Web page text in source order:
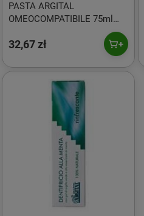
PASTA ARGITAL
OMEOCOMPATIBILE 75ml
wybielająco-ściągająca na
bazie olejków anyżu i cytryny
32,67 zł